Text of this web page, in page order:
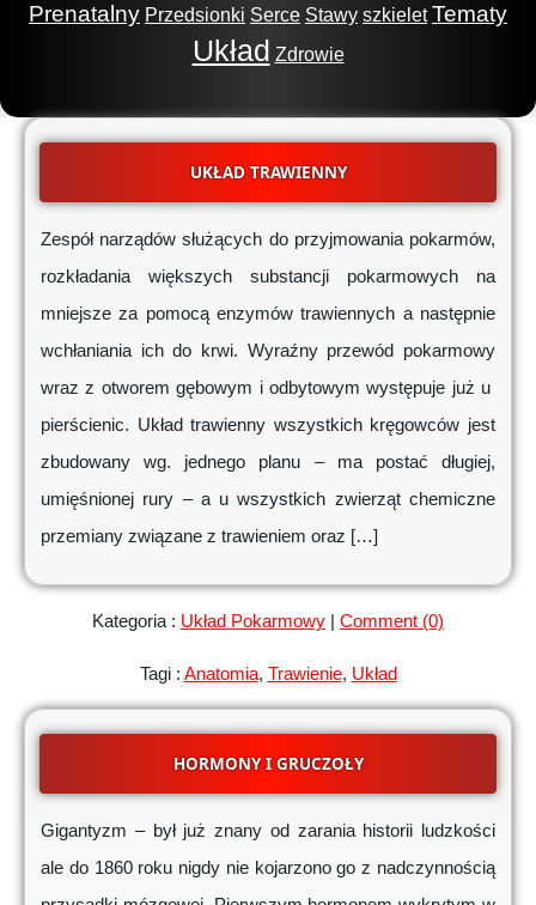
Prenatalny Przedsionki Serce Stawy szkielet Tematy
Układ Zdrowie
UKŁAD TRAWIENNY
Zespół narządów służących do przyjmowania pokarmów,
rozkładania większych substancji pokarmowych na
mniejsze za pomocą enzymów trawiennych a następnie
wchłaniania ich do krwi. Wyraźny przewód pokarmowy
wraz z otworem gębowym i odbytowym występuje już u
pierścienic. Układ trawienny wszystkich kręgowców jest
zbudowany wg. jednego planu – ma postać długiej,
umięśnionej rury – a u wszystkich zwierząt chemiczne
przemiany związane z trawieniem oraz […]
Kategoria : Układ Pokarmowy | Comment (0)
Tagi : Anatomia, Trawienie, Układ
HORMONY I GRUCZOŁY
Gigantyzm – był już znany od zarania historii ludzkości
ale do 1860 roku nigdy nie kojarzono go z nadczynnością